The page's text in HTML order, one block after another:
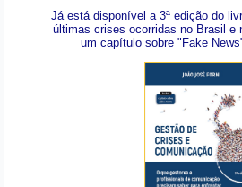
Já está disponível a 3ª edição do
últimas crises ocorridas no Brasil e
um capítulo sobre "Fake